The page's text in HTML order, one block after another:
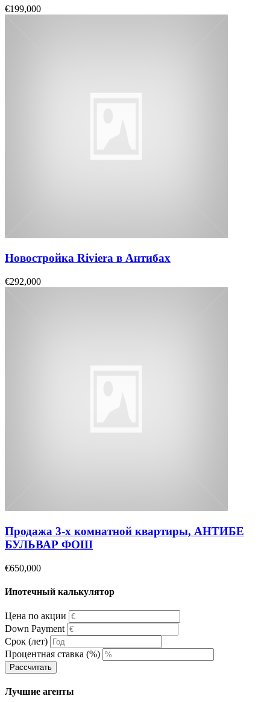
€199,000
Новостройка Riviera в Антибах
€292,000
Продажа 3-х комнатной квартиры, АНТИБЕ
БУЛЬВАР ФОШ
€650,000
Ипотечный калькулятор
Цена по акции
Down Payment
Срок (лет)
Процентная ставка (%)
Рассчитать
Лучшие агенты